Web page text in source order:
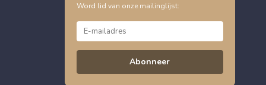
Word lid van onze mailinglijst:
Abonneer